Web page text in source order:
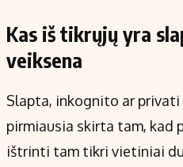
Kas iš tikrųjų yra
veiksena
Slapta, inkognito ar privati
pirmiausia skirta tam, kad
ištrinti tam tikri vietiniai